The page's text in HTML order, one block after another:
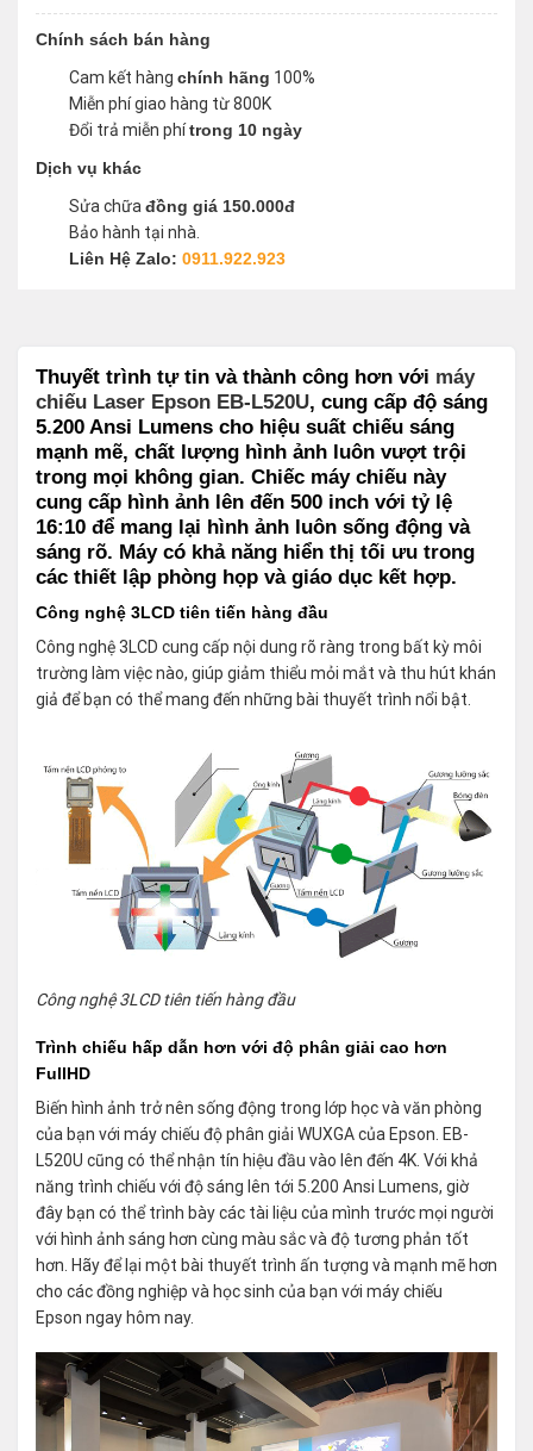
Chính sách bán hàng
Cam kết hàng chính hãng 100%
Miễn phí giao hàng từ 800K
Đổi trả miễn phítrong 10 ngày
Dịch vụ khác
Sửa chữa đồng giá 150.000đ
Bảo hành tại nhà.
Liên Hệ Zalo: 0911.922.923
Thuyết trình tự tin và thành công hơn với máy
chiếu Laser Epson EB-L520U, cung cấp độ sáng
5.200 Ansi Lumens cho hiệu suất chiếu sáng
mạnh mẽ, chất lượng hình ảnh luôn vượt trội
trong mọi không gian. Chiếc máy chiếu này
cung cấp hình ảnh lên đến 500 inch với tỷ lệ
16:10 để mang lại hình ảnh luôn sống động và
sáng rõ. Máy có khả năng hiển thị tối ưu trong
các thiết lập phòng họp và giáo dục kết hợp.
Công nghệ 3LCD tiên tiến hàng đầu
Công nghệ 3LCD cung cấp nội dung rõ ràng trong bất kỳ môi
trường làm việc nào, giúp giảm thiểu mỏi mắt và thu hút khán
giả để bạn có thể mang đến những bài thuyết trình nổi bật.
Công nghệ 3LCD tiên tiến hàng đầu
Trình chiếu hấp dẫn hơn với độ phân giải cao hơn
FullHD
Biến hình ảnh trở nên sống động trong lớp học và văn phòng
của bạn với máy chiếu độ phân giải WUXGA của Epson. EB-
L520U cũng có thể nhận tín hiệu đầu vào lên đến 4K. Với khả
năng trình chiếu với độ sáng lên tới 5.200 Ansi Lumens, giờ
đây bạn có thể trình bày các tài liệu của mình trước mọi người
với hình ảnh sáng hơn cùng màu sắc và độ tương phản tốt
hơn. Hãy để lại một bài thuyết trình ấn tượng và mạnh mẽ hơn
cho các đồng nghiệp và học sinh của bạn với máy chiếu
Epson ngay hôm nay.